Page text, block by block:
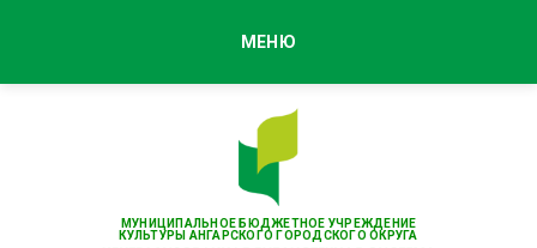
МУНИЦИПАЛЬНОЕ БЮДЖЕТНОЕ УЧРЕЖДЕНИЕ
КУЛЬТУРЫ АНГАРСКОГО ГОРОДСКОГО ОКРУГА
МЕНЮ